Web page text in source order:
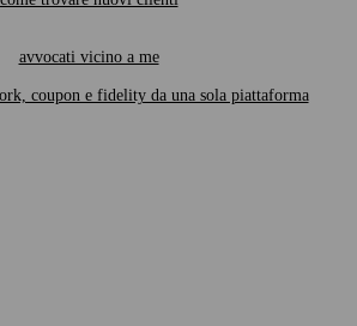
avvocati vicino a me
coupon e fidelity da una sola piattaforma